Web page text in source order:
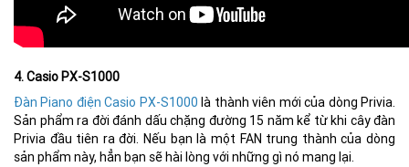
4. Casio PX-S1000
Đàn Piano điện Casio PX-S1000 là thành viên mới của dòng Privia.
Sản phẩm ra đời đánh dấu chặng đường 15 năm kể từ khi cây đàn
Privia đầu tiên ra đời. Nếu bạn là một FAN trung thành của dòng
sản phẩm này, hẳn bạn sẽ hài lòng với những gì nó mang lại.